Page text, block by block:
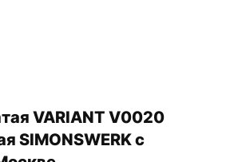
VARIANT V0020
SIMONSWERK с